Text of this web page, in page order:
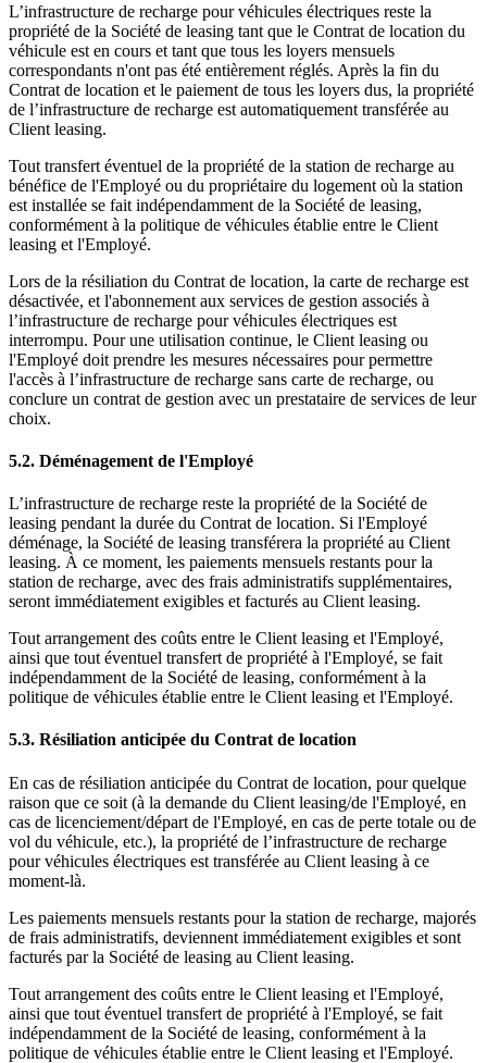
L’infrastructure de recharge pour véhicules électriques reste la
propriété de la Société de leasing tant que le Contrat de location du
véhicule est en cours et tant que tous les loyers mensuels
correspondants n'ont pas été entièrement réglés. Après la fin du
Contrat de location et le paiement de tous les loyers dus, la propriété
de l’infrastructure de recharge est automatiquement transférée au
Client leasing.
Tout transfert éventuel de la propriété de la station de recharge au
bénéfice de l'Employé ou du propriétaire du logement où la station
est installée se fait indépendamment de la Société de leasing,
conformément à la politique de véhicules établie entre le Client
leasing et l'Employé.
Lors de la résiliation du Contrat de location, la carte de recharge est
désactivée, et l'abonnement aux services de gestion associés à
l’infrastructure de recharge pour véhicules électriques est
interrompu. Pour une utilisation continue, le Client leasing ou
l'Employé doit prendre les mesures nécessaires pour permettre
l'accès à l’infrastructure de recharge sans carte de recharge, ou
conclure un contrat de gestion avec un prestataire de services de leur
choix.
5.2. Déménagement de l'Employé
L’infrastructure de recharge reste la propriété de la Société de
leasing pendant la durée du Contrat de location. Si l'Employé
déménage, la Société de leasing transférera la propriété au Client
leasing. À ce moment, les paiements mensuels restants pour la
station de recharge, avec des frais administratifs supplémentaires,
seront immédiatement exigibles et facturés au Client leasing.
Tout arrangement des coûts entre le Client leasing et l'Employé,
ainsi que tout éventuel transfert de propriété à l'Employé, se fait
indépendamment de la Société de leasing, conformément à la
politique de véhicules établie entre le Client leasing et l'Employé.
5.3. Résiliation anticipée du Contrat de location
En cas de résiliation anticipée du Contrat de location, pour quelque
raison que ce soit (à la demande du Client leasing/de l'Employé, en
cas de licenciement/départ de l'Employé, en cas de perte totale ou de
vol du véhicule, etc.), la propriété de l’infrastructure de recharge
pour véhicules électriques est transférée au Client leasing à ce
moment-là.
Les paiements mensuels restants pour la station de recharge, majorés
de frais administratifs, deviennent immédiatement exigibles et sont
facturés par la Société de leasing au Client leasing.
Tout arrangement des coûts entre le Client leasing et l'Employé,
ainsi que tout éventuel transfert de propriété à l'Employé, se fait
indépendamment de la Société de leasing, conformément à la
politique de véhicules établie entre le Client leasing et l'Employé.